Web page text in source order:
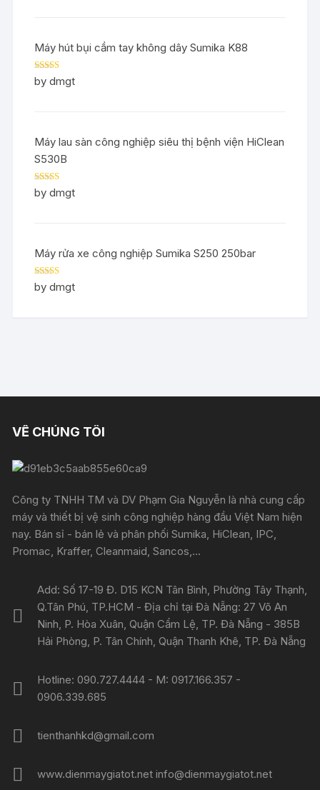
Máy hút bụi cầm tay không dây Sumika K88
Rated5out
of 5
by dmgt
Máy lau sàn công nghiệp siêu thị bệnh viện HiClean
S530B
Rated5out
of 5
by dmgt
Máy rửa xe công nghiệp Sumika S250 250bar
Rated5out
of 5
by dmgt
VỀ CHÚNG TÔI
Công ty TNHH TM và DV Phạm Gia Nguyễn là nhà cung cấp
máy và thiết bị vệ sinh công nghiệp hàng đầu Việt Nam hiện
nay. Bán sỉ - bán lẻ và phân phối Sumika, HiClean, IPC,
Promac, Kraffer, Cleanmaid, Sancos,...
Add: Số 17-19 Đ. D15 KCN Tân Bình, Phường Tây Thạnh,
Q.Tân Phú, TP.HCM - Địa chỉ tại Đà Nẵng: 27 Võ An
Ninh, P. Hòa Xuân, Quận Cẩm Lệ, TP. Đà Nẵng - 385B
Hải Phòng, P. Tân Chính, Quận Thanh Khê, TP. Đà Nẵng
Hotline: 090.727.4444 - M: 0917.166.357 -
0906.339.685
tienthanhkd@gmail.com
www.dienmaygiatot.net info@dienmaygiatot.net